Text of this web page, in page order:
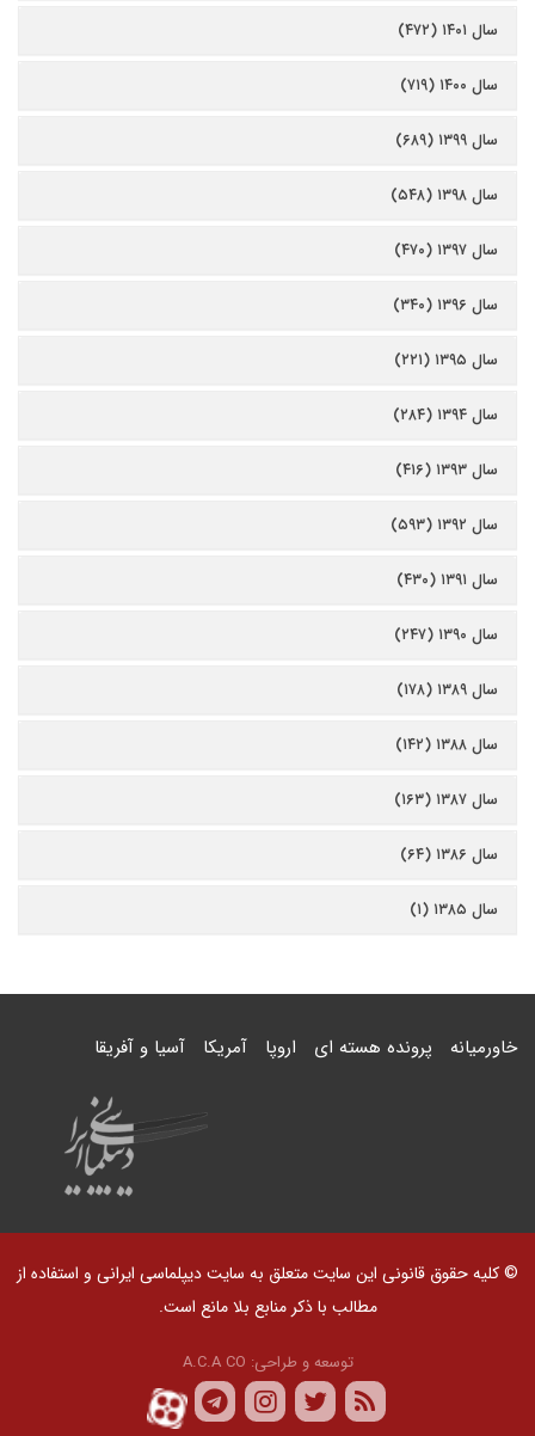
سال ۱۴۰۱ (۴۷۲)
سال ۱۴۰۰ (۷۱۹)
سال ۱۳۹۹ (۶۸۹)
سال ۱۳۹۸ (۵۴۸)
سال ۱۳۹۷ (۴۷۰)
سال ۱۳۹۶ (۳۴۰)
سال ۱۳۹۵ (۲۲۱)
سال ۱۳۹۴ (۲۸۴)
سال ۱۳۹۳ (۴۱۶)
سال ۱۳۹۲ (۵۹۳)
سال ۱۳۹۱ (۴۳۰)
سال ۱۳۹۰ (۲۴۷)
سال ۱۳۸۹ (۱۷۸)
سال ۱۳۸۸ (۱۴۲)
سال ۱۳۸۷ (۱۶۳)
سال ۱۳۸۶ (۶۴)
سال ۱۳۸۵ (۱)
خاورمیانه پرونده هسته ای اروپا آمریکا آسیا و آفریقا
© کلیه حقوق قانونی این سایت متعلق به سایت دیپلماسی ایرانی و استفاده از
مطالب با ذکر منابع بلا مانع است.
توسعه و طراحی: A.C.A CO